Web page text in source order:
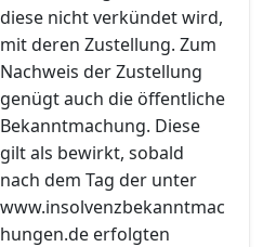
diese nicht verkündet wird,
mit deren Zustellung. Zum
Nachweis der Zustellung
genügt auch die öffentliche
Bekanntmachung. Diese
gilt als bewirkt, sobald
nach dem Tag der unter
www.insolvenzbekanntmac
hungen.de erfolgten